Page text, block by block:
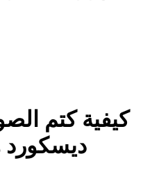
كيفية كتم
ديسكورد